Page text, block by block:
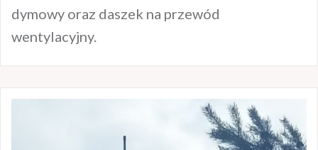
dymowy oraz daszek na przewód
wentylacyjny.